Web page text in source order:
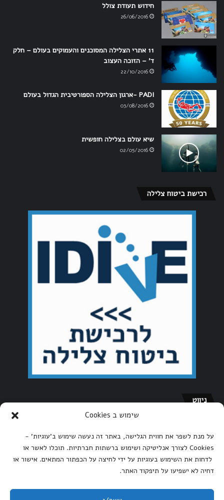
שימוש ב Cookies
על מנת לשפר את חווית הגלישה, באתר זה נעשה שימוש ב'עוגיות' -
Cookies לצורך אנליטיקה ושימוש ברשתות חברתיות. תוכלו לאשר או
לדחות את השימוש בעוגיות על ידי לחיצה על הכפתור המתאים. אישור או
דחיה לא ישפיעו על תיפקוד האתר.
חידוש תעודת צולל
26/06/2016
11 אתרי הצלילה המסוכנים והעמוקים בעולם – חלק
ד' – הזוכה העצוב
22/10/2016
PADI -ארגון הצלילה הספורטיבית הגדול בעולם
03/08/2016
שיא עולם בצלילה חופשית
02/05/2016
רכישת ביטוח צלילה
ניווט
אודות אתר הצלילה של ישראל
הצהרת נגישות
מדיניות הפרטיות